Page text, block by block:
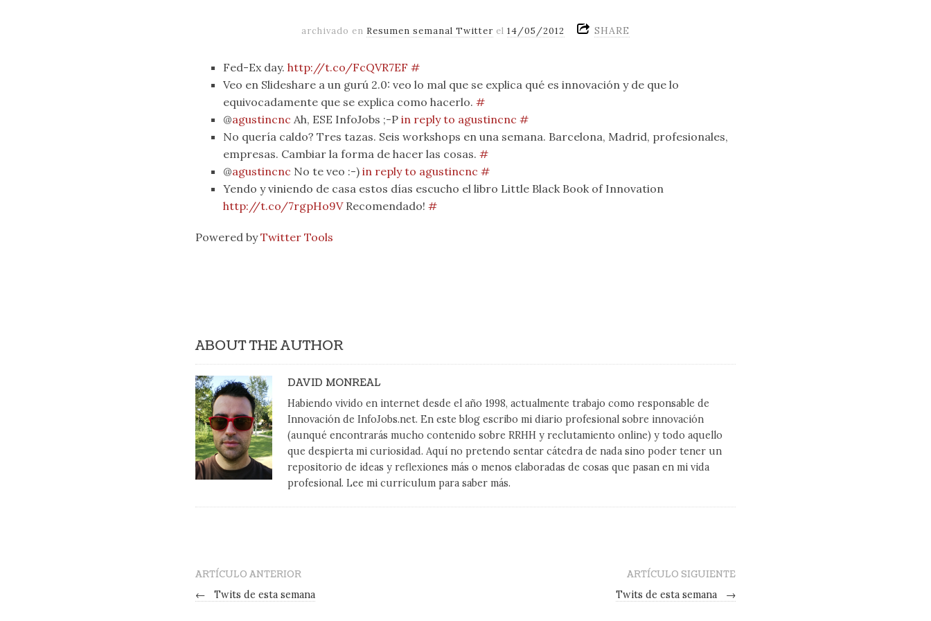
archivado en Resumen semanal Twitter el14/05/2012 SHARE
Fed-Ex day. http://t.co/FcQVR7EF #
Veo en Slideshare a un gurú 2.0: veo lo mal que se explica qué es innovación y de que lo
equivocadamente que se explica como hacerlo. #
@agustincnc Ah, ESE InfoJobs ;-P in reply to agustincnc #
No quería caldo? Tres tazas. Seis workshops en una semana. Barcelona, Madrid, profesionales,
empresas. Cambiar la forma de hacer las cosas. #
@agustincnc No te veo :-) in reply to agustincnc #
Yendo y viniendo de casa estos días escucho el libro Little Black Book of Innovation
http://t.co/7rgpHo9VRecomendado! #
Powered byTwitter Tools
ABOUT THE AUTHOR
DAVID MONREAL
Habiendo vivido en internet desde el año 1998, actualmente trabajo como responsable de
Innovación de InfoJobs.net. En este blog escribo mi diario profesional sobre innovación
(aunqué encontrarás mucho contenido sobre RRHH y reclutamiento online) y todo aquello
que despierta mi curiosidad. Aquí no pretendo sentar cátedra de nada sino poder tener un
repositorio de ideas y reflexiones más o menos elaboradas de cosas que pasan en mi vida
profesional. Lee mi curriculum para saber más.
ARTÍCULO ANTERIOR
←
Twits de esta semana
ARTÍCULO SIGUIENTE
Twits de esta semana
→